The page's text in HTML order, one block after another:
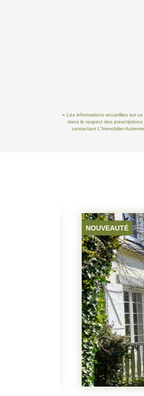
« Les informations recueillies sur
dans le respect des
contactant L'Immobilier
NOUVEAUTÉ